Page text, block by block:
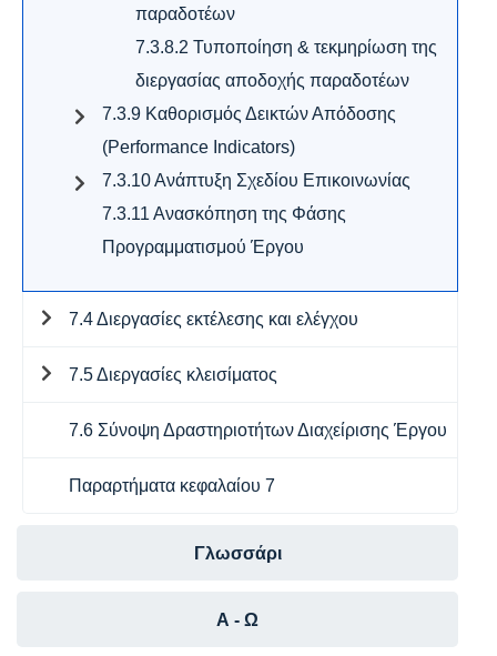
παραδοτέων
7.3.8.2 Τυποποίηση & τεκμηρίωση της
διεργασίας αποδοχής παραδοτέων
7.3.9 Καθορισμός Δεικτών Απόδοσης
(Performance Indicators)
7.3.10 Ανάπτυξη Σχεδίου Επικοινωνίας
7.3.11 Ανασκόπηση της Φάσης
Προγραμματισμού Έργου
7.4 Διεργασίες εκτέλεσης και ελέγχου
7.5 Διεργασίες κλεισίματος
7.6 Σύνοψη Δραστηριοτήτων Διαχείρισης Έργου
Παραρτήματα κεφαλαίου 7
Γλωσσάρι
Α - Ω